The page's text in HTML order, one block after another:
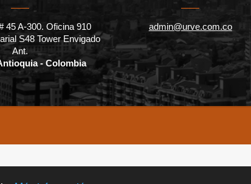
45 A-300. Oficina 910
S48 Tower Envigado
Ant.
- Colombia
admin@urve.com.co